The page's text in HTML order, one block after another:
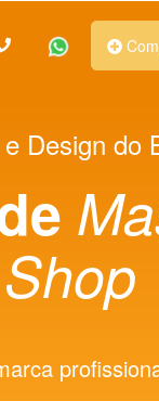
Design do